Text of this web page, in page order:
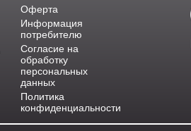
Оферта
Информация
потребителю
Согласие на
обработку
персональных
данных
Политика
конфиденциальности